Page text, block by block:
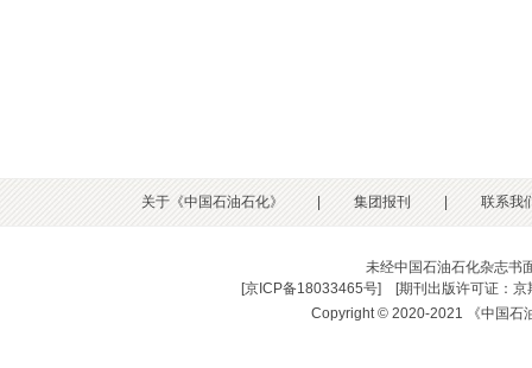
关于《中国石油石化》 集团报刊 联系我
未经中国石油石化杂志书
[京ICP备18033465号] [期刊出版许可证：
Copyright © 2020-2021 《中国石